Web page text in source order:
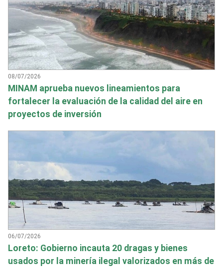
08/07/2026
MINAM aprueba nuevos lineamientos para
fortalecer la evaluación de la calidad del aire en
proyectos de inversión
06/07/2026
Loreto: Gobierno incauta 20 dragas y bienes
usados por la minería ilegal valorizados en más de